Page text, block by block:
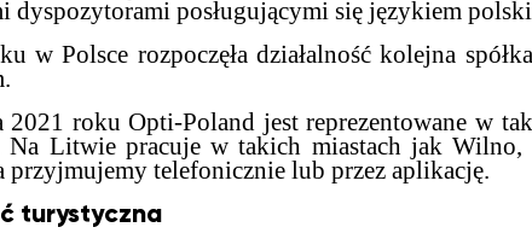
dyspozytorami posługującymi się językiem
w Polsce rozpoczęła działalność kolejna
2021 roku Opti-Poland jest reprezentowane w
Na Litwie pracuje w takich miastach jak
przyjmujemy telefonicznie lub przez aplikację.
turystyczna